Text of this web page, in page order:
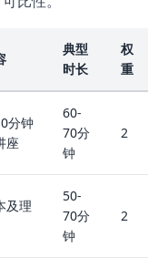
典型
时长
权
重
分钟
座
60-
70分
钟
2
及理
50-
70分
钟
2